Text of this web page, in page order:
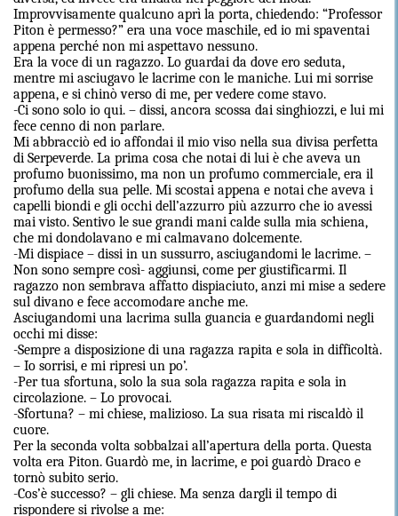
Improvvisamente qualcuno aprì la porta, chiedendo: “Professor
Piton è permesso?” era una voce maschile, ed io mi spaventai
appena perché non mi aspettavo nessuno.
Era la voce di un ragazzo. Lo guardai da dove ero seduta,
mentre mi asciugavo le lacrime con le maniche. Lui mi sorrise
appena, e si chinò verso di me, per vedere come stavo.
-Ci sono solo io qui. – dissi, ancora scossa dai singhiozzi, e lui mi
fece cenno di non parlare.
Mi abbracciò ed io affondai il mio viso nella sua divisa perfetta
di Serpeverde. La prima cosa che notai di lui è che aveva un
profumo buonissimo, ma non un profumo commerciale, era il
profumo della sua pelle. Mi scostai appena e notai che aveva i
capelli biondi e gli occhi dell’azzurro più azzurro che io avessi
mai visto. Sentivo le sue grandi mani calde sulla mia schiena,
che mi dondolavano e mi calmavano dolcemente.
-Mi dispiace – dissi in un sussurro, asciugandomi le lacrime. –
Non sono sempre così- aggiunsi, come per giustificarmi. Il
ragazzo non sembrava affatto dispiaciuto, anzi mi mise a sedere
sul divano e fece accomodare anche me.
Asciugandomi una lacrima sulla guancia e guardandomi negli
occhi mi disse:
-Sempre a disposizione di una ragazza rapita e sola in difficoltà.
– Io sorrisi, e mi ripresi un po’.
-Per tua sfortuna, solo la sua sola ragazza rapita e sola in
circolazione. – Lo provocai.
-Sfortuna? – mi chiese, malizioso. La sua risata mi riscaldò il
cuore.
Per la seconda volta sobbalzai all’apertura della porta. Questa
volta era Piton. Guardò me, in lacrime, e poi guardò Draco e
tornò subito serio.
-Cos’è successo? – gli chiese. Ma senza dargli il tempo di
rispondere si rivolse a me: